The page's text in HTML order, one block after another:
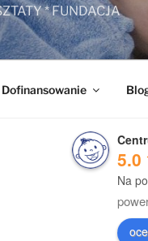
* FUNDACJA
Dofinansowanie
5.0
Na